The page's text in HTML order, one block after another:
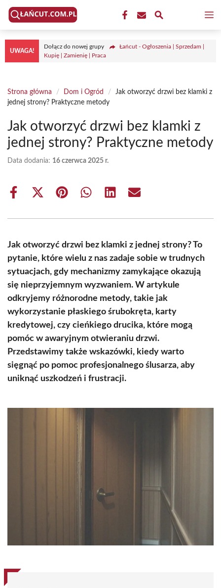
Przejdź
treści
UWAGA!
Dołącz do nowej grupy
Łańcut - Ogłoszenia | Sprzedam |
Kupię | Zamienię | Praca
Strona główna / Dom i Ogród /
Jak otworzyć drzwi bez klamki z
jednej strony? Praktyczne metody
Jak otworzyć drzwi bez klamki z
jednej strony? Praktyczne metody
Data dodania: 16 czerwca 2025 r.
Share
Share
(Twitter)
Share Share Share Share
Jak otworzyć drzwi bez klamki z jednej strony? To
pytanie, które wielu z nas zadaje sobie w trudnych
sytuacjach, gdy mechanizmy zamykające okazują
się nieprzyjemnym wyzwaniem. W artykule
odkryjemy różnorodne metody, takie jak
wykorzystanie płaskiego śrubokręta, karty
kredytowej, czy cieńkiego drucika, które mogą
pomóc w awaryjnym otwieraniu drzwi.
Przedstawimy także wskazówki, kiedy warto
sięgnąć po pomoc profesjonalnego ślusarza, aby
uniknąć uszkodzeń i frustracji.